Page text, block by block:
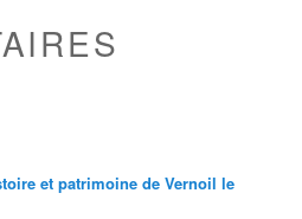
et patrimoine de Vernoil le